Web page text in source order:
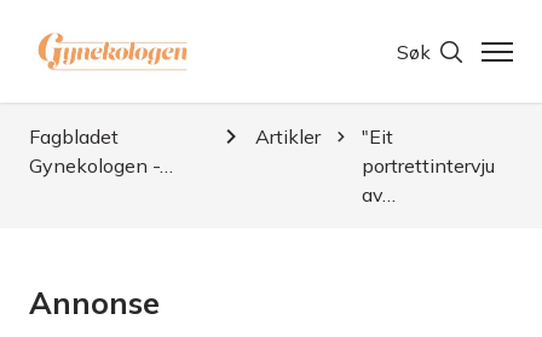
Søk
Fagbladet
Gynekologen -…
Artikler
"Eit
portrettintervju
av…
Annonse